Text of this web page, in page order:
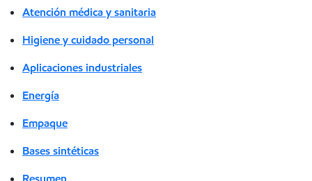
Atención médica y sanitaria
Higiene y cuidado personal
Aplicaciones industriales
Energía
Empaque
Bases sintéticas